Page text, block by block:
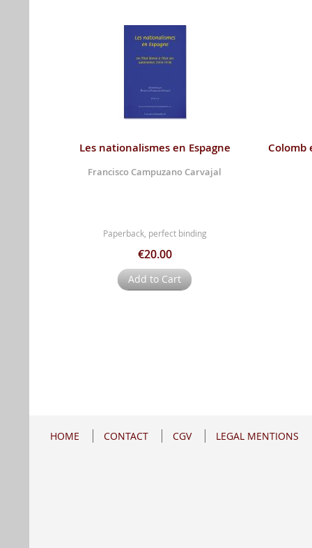
Les nationalismes en Espagne
Francisco Campuzano Carvajal
Paperback, perfect binding
€20.00
Add to Cart
Colomb
HOME CONTACT CGV LEGAL MENTIONS